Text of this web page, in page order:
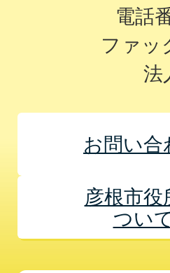
電話
ファッ
法
お問い合
彦根市役
つい